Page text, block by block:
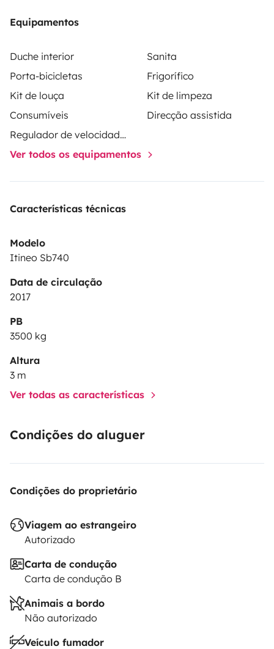
Equipamentos
Duche interior
Sanita
Porta-bicicletas
Frigorífico
Kit de louça
Kit de limpeza
Consumíveis
Direcção assistida
Regulador de velocidade / Cruise Control
Ver todos os equipamentos
Características técnicas
Modelo
Itineo Sb740
Data de circulação
2017
PB
3500 kg
Altura
3 m
Ver todas as características
Condições do aluguer
Condições do proprietário
Viagem ao estrangeiro
Autorizado
Carta de condução
Carta de condução B
Animais a bordo
Não autorizado
Veículo fumador